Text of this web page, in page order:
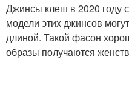
Джинсы клеш в 2020 году
модели этих джинсов
длиной. Такой фасон
образы получаются